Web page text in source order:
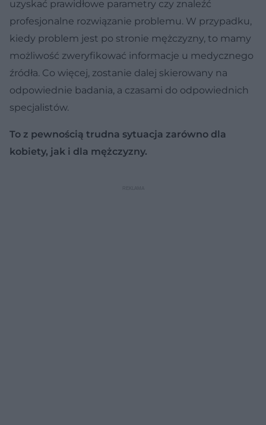
uzyskać prawidłowe parametry czy znaleźć
profesjonalne rozwiązanie problemu. W przypadku,
kiedy problem jest po stronie mężczyzny, to mamy
możliwość zweryfikować informacje u medycznego
źródła. Co więcej, zostanie dalej skierowany na
odpowiednie badania, a czasami do odpowiednich
specjalistów.
To z pewnością trudna sytuacja zarówno dla
kobiety, jak i dla mężczyzny.